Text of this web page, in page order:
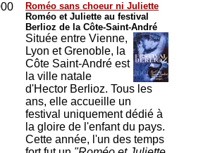
Roméo sans choeur ni Juliette
Roméo et Juliette au festival
Berlioz de la Côte-Saint-André
Située entre Vienne,
Lyon et Grenoble, la
Côte Saint-André est
la ville natale
d'Hector Berlioz. Tous les
ans, elle accueille un
festival uniquement dédié à
la gloire de l'enfant du pays.
Cette année, l'un des temps